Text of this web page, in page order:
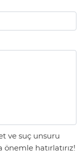
ve suç unsuru
hatırlatırız!